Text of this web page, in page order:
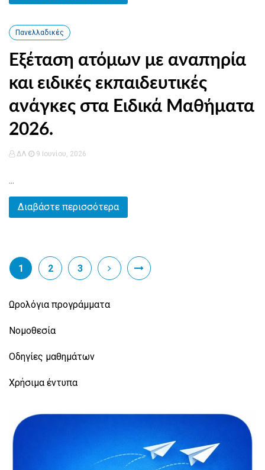
Πανελλαδικές
Εξέταση ατόμων με αναπηρία
και ειδικές εκπαιδευτικές
ανάγκες στα Ειδικά Μαθήματα
2026.
ΔΛ 9 Ιουνίου, 2026
...
Διαβάστε περισσότερα
1 2 3
Ωρολόγια προγράμματα
Νομοθεσία
Οδηγίες μαθημάτων
Χρήσιμα έντυπα